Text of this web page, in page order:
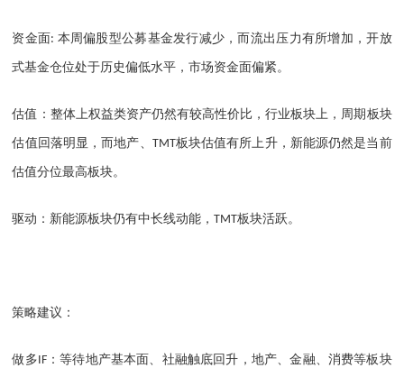
资金面: 本周偏股型公募基金发行减少，而流出压力有所增加，开放
式基金仓位处于历史偏低水平，市场资金面偏紧。
估值：整体上权益类资产仍然有较高性价比，行业板块上，周期板块
估值回落明显，而地产、 TMT板块估值有所上升，新能源仍然是当前
估值分位最高板块。
驱动：新能源板块仍有中长线动能，TMT板块活跃。
策略建议：
做多 IF：等待地产基本面、社融触底回升，地产、金融、消费等板块